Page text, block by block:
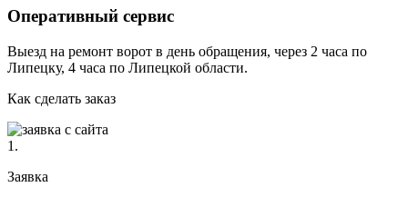
Оперативный сервис
Выезд на ремонт ворот в день обращения, через 2 часа по
Липецку, 4 часа по Липецкой области.
Как сделать заказ
1.
Заявка